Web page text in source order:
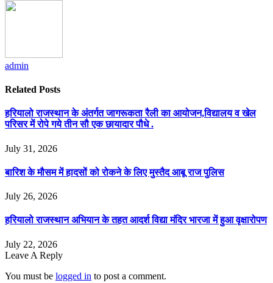
admin
Related Posts
हरियालो राजस्थान के अंतर्गत जागरूकता रैली का आयोजन,विद्यालय व खेल
परिसर में रोपे गये तीन सौ एक छायादार पौधे .
July 31, 2026
बारिश के मौसम में हादसों को रोकने के लिए मुस्तैद आबू राज पुलिस
July 26, 2026
हरियालो राजस्थान अभियान के तहत आदर्श विद्या मंदिर भारजा में हुआ वृक्षारोपण
July 22, 2026
Leave A Reply
You must be logged in to post a comment.